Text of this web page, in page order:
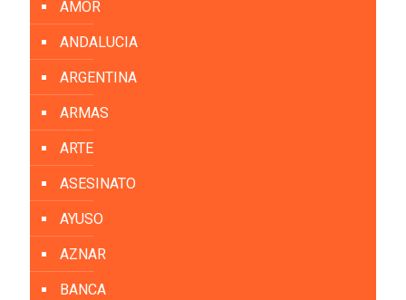
AMOR
ANDALUCIA
ARGENTINA
ARMAS
ARTE
ASESINATO
AYUSO
AZNAR
BANCA